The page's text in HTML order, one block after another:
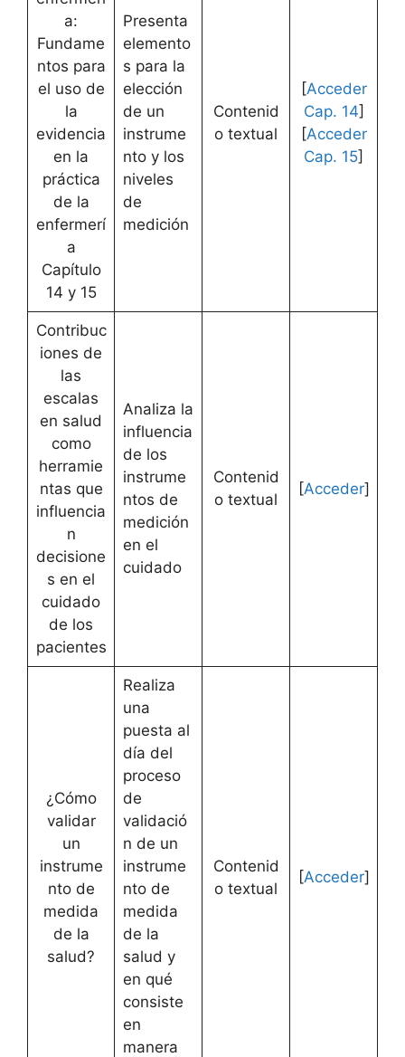
a:
Fundame
ntos para
el uso de
la
evidencia
en la
práctica
de la
enfermerí
a
Capítulo
14 y 15
Presenta
elemento
s para la
elección
de un
instrume
nto y los
niveles
de
medición
Contenid
o textual
[Acceder
Cap. 14]
[Acceder
Cap. 15]
Contribuc
iones de
las
escalas
en salud
como
herramie
ntas que
influencia
n
decisione
s en el
cuidado
de los
pacientes
Analiza la
influencia
de los
instrume
ntos de
medición
en el
cuidado
Contenid
o textual
[Acceder]
¿Cómo
validar
un
instrume
nto de
medida
de la
salud?
Realiza
una
puesta al
día del
proceso
de
validació
n de un
instrume
nto de
medida
de la
salud y
en qué
consiste
en
manera
Contenid
o textual
[Acceder]